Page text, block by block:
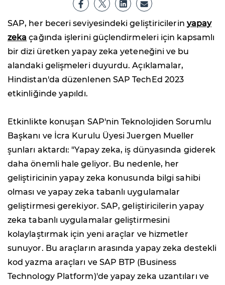
SAP, her beceri seviyesindeki geliştiricilerin yapay
zeka çağında işlerini güçlendirmeleri için kapsamlı
bir dizi üretken yapay zeka yeteneğini ve bu
alandaki gelişmeleri duyurdu. Açıklamalar,
Hindistan'da düzenlenen SAP TechEd 2023
etkinliğinde yapıldı.
Etkinlikte konuşan SAP'nin Teknolojiden Sorumlu
Başkanı ve İcra Kurulu Üyesi Juergen Mueller
şunları aktardı: "Yapay zeka, iş dünyasında giderek
daha önemli hale geliyor. Bu nedenle, her
geliştiricinin yapay zeka konusunda bilgi sahibi
olması ve yapay zeka tabanlı uygulamalar
geliştirmesi gerekiyor. SAP, geliştiricilerin yapay
zeka tabanlı uygulamalar geliştirmesini
kolaylaştırmak için yeni araçlar ve hizmetler
sunuyor. Bu araçların arasında yapay zeka destekli
kod yazma araçları ve SAP BTP (Business
Technology Platform)'de yapay zeka uzantıları ve